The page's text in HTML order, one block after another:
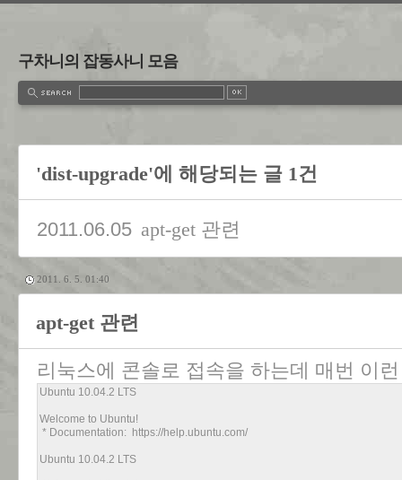
구차니의 잡동사니 모음
'dist-upgrade'에 해당되는 글 1건
2011.06.05 apt-get 관련
2011. 6. 5. 01:40
apt-get 관련
리눅스에 콘솔로 접속을 하는데 매번 이
Ubuntu 10.04.2 LTS
Welcome to Ubuntu!
* Documentation: https://help.ubuntu.com/
Ubuntu 10.04.2 LTS